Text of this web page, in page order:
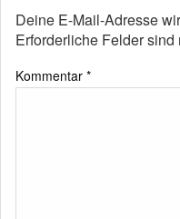
Deine E-Mail-Adresse
Erforderliche Felder sind
Kommentar *